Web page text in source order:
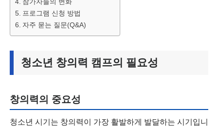
프로그램 신청 방법
자주 묻는 질문(Q&A)
청소년 창의력 캠프의 필요성
창의력의 중요성
청소년 시기는 창의력이 가장 활발하게 발달하는 시기입니